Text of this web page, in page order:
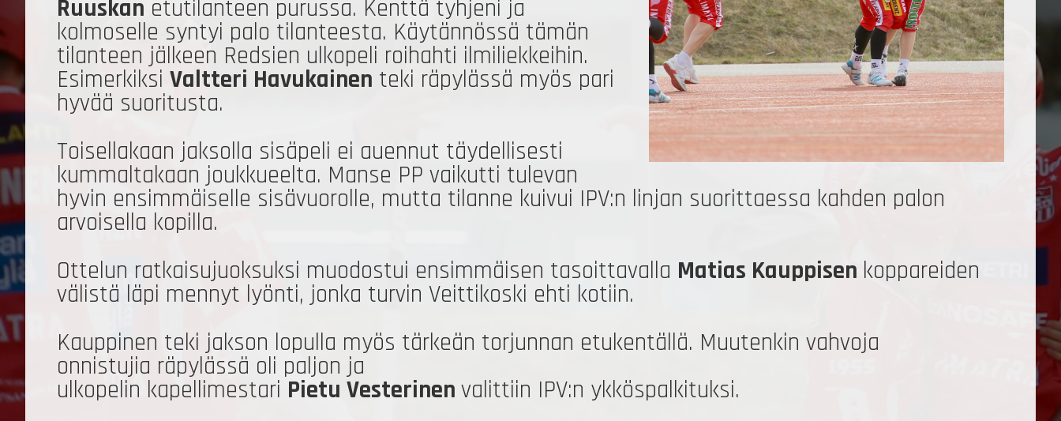
Ruuskan etutilanteen purussa. Kenttä tyhjeni ja
kolmoselle syntyi palo tilanteesta. Käytännössä tämän
tilanteen jälkeen Redsien ulkopeli roihahti ilmiliekkeihin.
Esimerkiksi Valtteri Havukainen teki räpylässä myös pari
hyvää suoritusta.
Toisellakaan jaksolla sisäpeli ei auennut täydellisesti
kummaltakaan joukkueelta. Manse PP vaikutti tulevan
hyvin ensimmäiselle sisävuorolle, mutta tilanne kuivui IPV:n linjan suorittaessa kahden palon
arvoisella kopilla.
Ottelun ratkaisujuoksuksi muodostui ensimmäisen tasoittavalla Matias Kauppisen koppareiden
välistä läpi mennyt lyönti, jonka turvin Veittikoski ehti kotiin.
Kauppinen teki jakson lopulla myös tärkeän torjunnan etukentällä. Muutenkin vahvoja
onnistujia räpylässä oli paljon ja
ulkopelin kapellimestari Pietu Vesterinen valittiin IPV:n ykköspalkituksi.